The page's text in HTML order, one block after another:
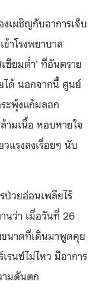
เผชิญกับอาการเจ็บ
ข้าโรงพยาบาล
ซียมต่ำ’ ที่อันตราย
ได้ นอกจากนี้ ศูนย์
ะพุ้งแก้มลอก
ามเนื้อ หอบหายใจ
แรงลงเรื่อยๆ นับ
ป่วยอ่อนเพลียไร้
นว่า เมื่อวันที่ 26
นาดที่เดินมาพูดคุย
รนซ์ไม่ไหว มีอาการ
ามดันตก